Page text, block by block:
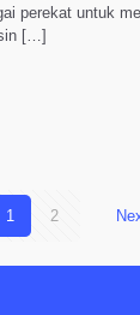
perekat untuk
[…]
1 2